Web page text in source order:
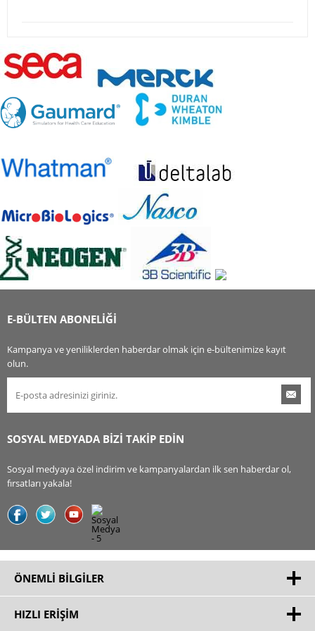
E-BÜLTEN ABONELİĞİ
Kampanya ve yeniliklerden haberdar olmak için e-bültenimize kayıt
olun.
SOSYAL MEDYADA BİZİ TAKİP EDİN
Sosyal medyaya özel indirim ve kampanyalardan ilk sen haberdar ol,
fırsatları yakala!
ÖNEMLI BILGILER
HIZLI ERIŞIM